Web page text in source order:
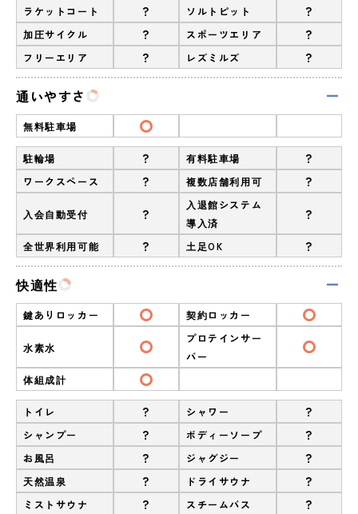
ラケットコート ? ソルトピット ?
加圧サイクル ? スポーツエリア ?
フリーエリア ? レズミルズ ?
通いやすさ
無料駐車場
駐輪場 ? 有料駐車場 ?
ワークスペース ? 複数店舗利用可 ?
入会自動受付 ?
入退館システム
導入済
?
全世界利用可能 ? 土足OK ?
快適性
鍵ありロッカー 契約ロッカー
水素水
プロテインサー
バー
体組成計
トイレ ? シャワー ?
シャンプー ? ボディーソープ ?
お風呂 ? ジャグジー ?
天然温泉 ? ドライサウナ ?
ミストサウナ ? スチームバス ?